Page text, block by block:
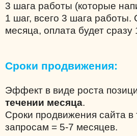
3 шага работы (которые
1 шаг, всего 3 шага работы.
месяца, оплата будет
Сроки продвижения:
Эффект в виде роста
течении месяца.
Сроки продвижения сайта в
запросам = 5-7 месяцев.